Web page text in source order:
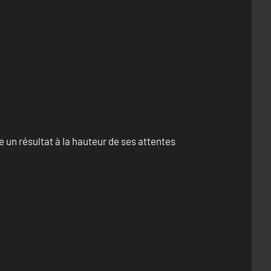
résultat à la hauteur de ses attentes